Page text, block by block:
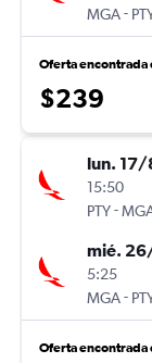
MGA-
Oferta
$239
lun. 17/
15:50
PTY-
mié.
5:25
MGA-
Oferta